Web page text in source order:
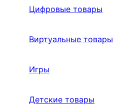
Цифровые товары
Виртуальные товары
Игры
Детские товары